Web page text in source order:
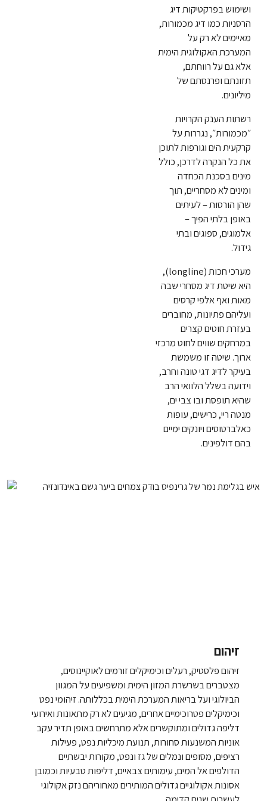
ושימוש בפרקטיקות דיג
הרסניות כמו דיג מכמורות,
מאיימים לא רק על
המערכת האקולוגית הימית
אלא גם על רווחתם,
תזונתם ופרנסתם של
מיליונים.
רשתות הענק הקרויות
״מכמורות״, נגררות על
קרקעית הים וגורפות לתוכן
את כל הנקרה לדרכן, כולל
מינים בסכנת הכחדה
ומינים לא מסחריים, תוך
שהן הורסות – לעיתים
באופן בלתי הפיך –
אלמוגים, ספוגים ובתי
גידול.
מערכי חכות (longline),
היא שיטת דיג מסחרי שבה
מאות ואף אלפי קרסים
ועליהם פתיונות, מחוברים
בעזרת חוטים קצרים
במרחקים שווים לחוט מרכזי
ארוך. שיטה זו משמשת
בעיקר לדיג דגי טונה וחרב,
וידועה בשלל הלוואי הרב
שהיא תופסת ובו צבי ים,
מנטה ריי, כרישים, עופות
כאלברטוסים ויונקים ימיים
בהם דולפינים.
זיהום
זיהום פלסטיק, רעלים וכימיקלים זורמים לאוקיינוסים,
מצטברים בשרשרת המזון הימית ומשפיעים על המגוון
הביולוגי ועל בריאות המערכת הימית בכללותה. זיהומי נפט
וכימיקלים פטרוכימיים אחרים, מגיעים לא רק מתאונות ואירועי
דליפה גדולים ומתוקשרים אלא מתרחשים באופן תדיר עקב
אוניות המשנעות סחורות, תנועת מיכליות נפט, פעילות
רציפים, מסופים ונמלים של גז ונפט, מקורות יבשתיים
הדולפים אל המים, עימותים צבאיים, דליפות טבעיות וכמובן
אסונות אקולוגיים גדולים המותירים מאחוריהם נזק אקולוגי